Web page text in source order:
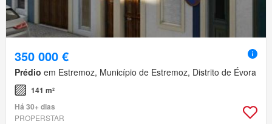
350 000 €
Prédio em Estremoz, Município de Estremoz, Distrito de Évora
141 m²
Há 30+ dias
PROPERSTAR